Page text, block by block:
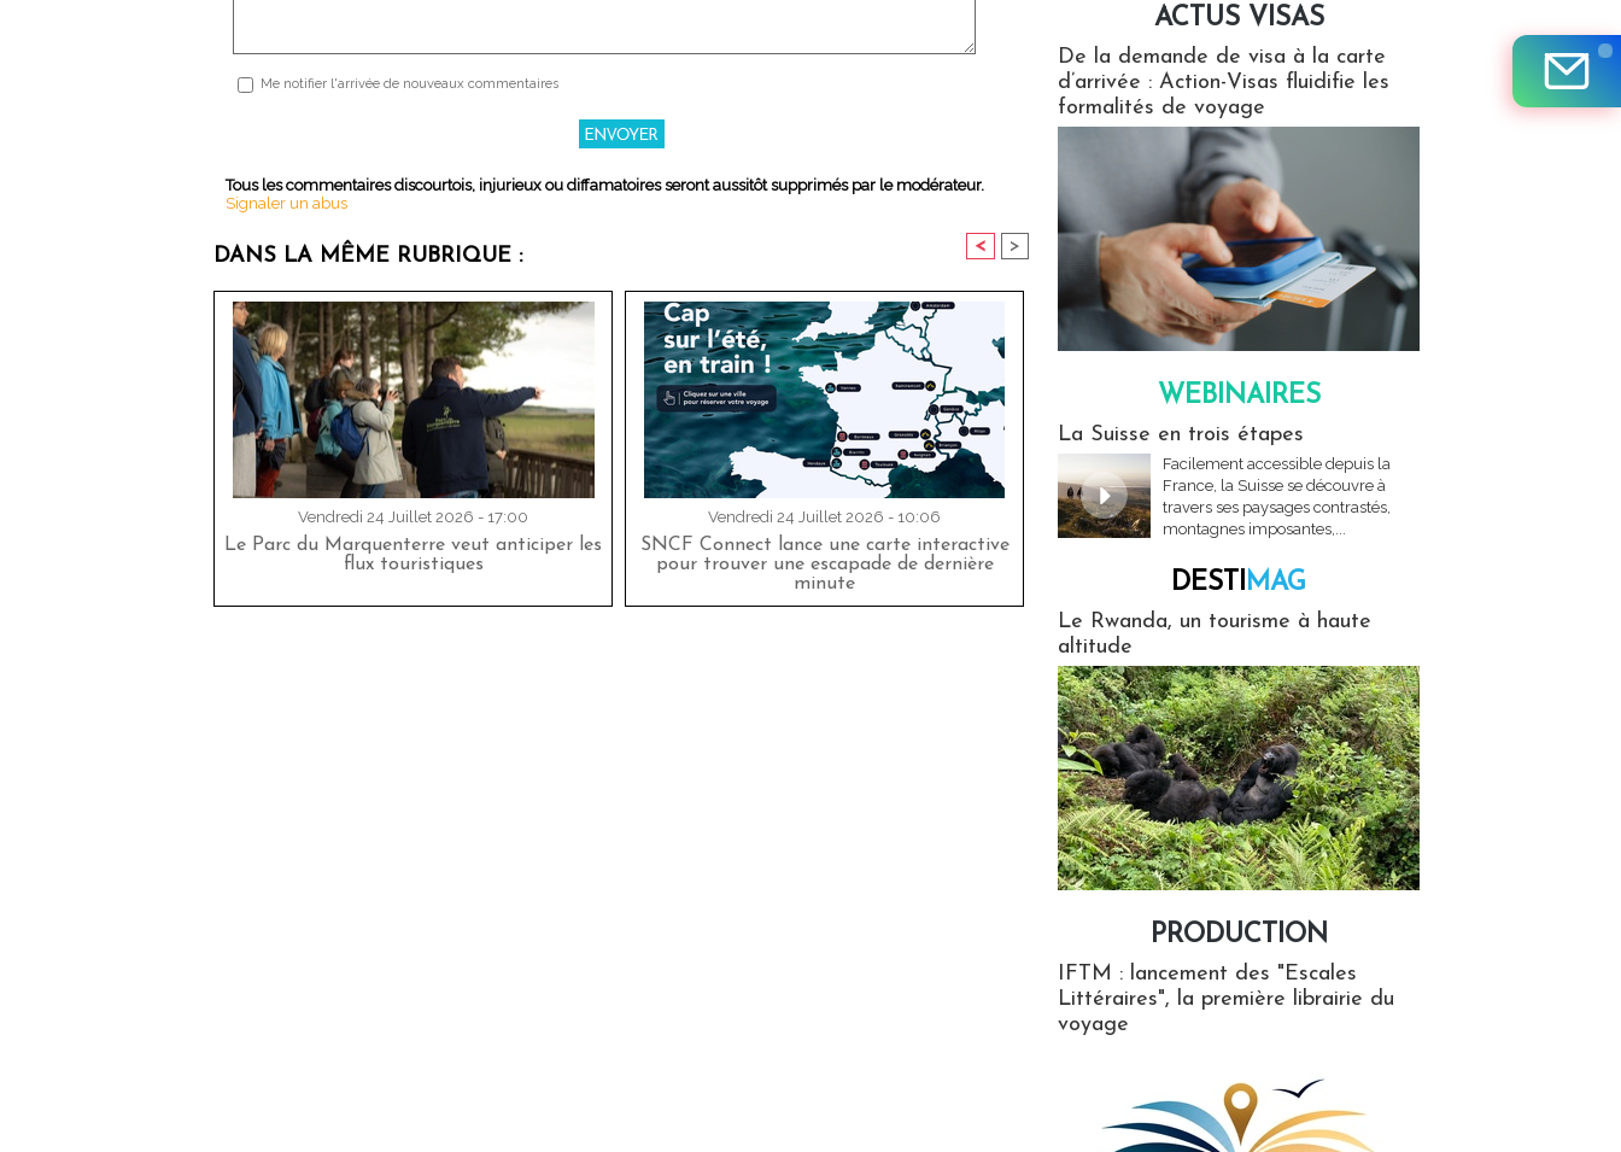
Me notifier l'arrivée de nouveaux commentaires
Tous les commentaires discourtois, injurieux ou diffamatoires seront aussitôt supprimés par le modérateur.
Signaler un abus
DANS LA MÊME RUBRIQUE : < >
Vendredi 24 Juillet 2026 - 17:00
Le Parc du Marquenterre veut anticiper les
flux touristiques
Vendredi 24 Juillet 2026 - 10:06
SNCF Connect lance une carte interactive
pour trouver une escapade de dernière
minute
ACTUS VISAS
De la demande de visa à la carte
d’arrivée : Action-Visas fluidifie les
formalités de voyage
WEBINAIRES
La Suisse en trois étapes
Facilement accessible depuis la
France, la Suisse se découvre à
travers ses paysages contrastés,
montagnes imposantes,...
DESTIMAG
Le Rwanda, un tourisme à haute
altitude
PRODUCTION
IFTM : lancement des "Escales
Littéraires", la première librairie du
voyage